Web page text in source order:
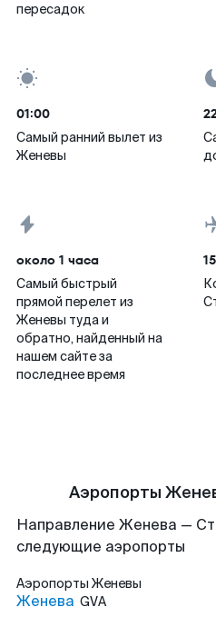
пересадок
01:00
Самый ранний вылет из
Женевы
около 1 часа
Самый быстрый
прямой перелет из
Женевы туда и
обратно, найденный на
нашем сайте за
последнее время
15
Аэропорты
Направление Женева —
следующие аэропорты
Аэропорты Женевы
Женева GVA